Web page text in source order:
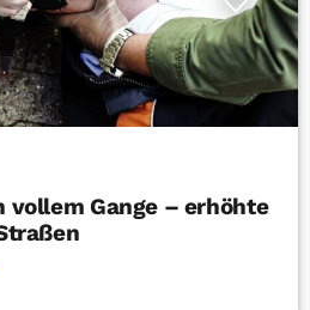
vollem Gange – erhöhte